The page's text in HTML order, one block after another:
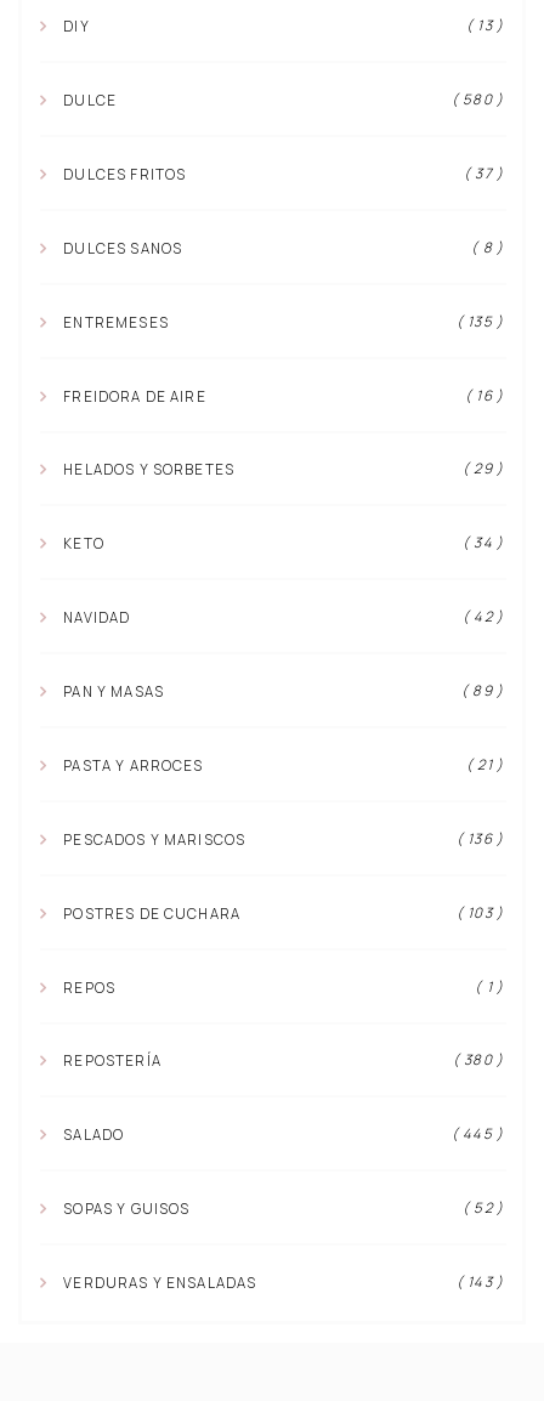
DIY ( 13 )
DULCE ( 580 )
DULCES FRITOS ( 37 )
DULCES SANOS ( 8 )
ENTREMESES ( 135 )
FREIDORA DE AIRE ( 16 )
HELADOS Y SORBETES ( 29 )
KETO ( 34 )
NAVIDAD ( 42 )
PAN Y MASAS ( 89 )
PASTA Y ARROCES ( 21 )
PESCADOS Y MARISCOS ( 136 )
POSTRES DE CUCHARA ( 103 )
REPOS ( 1 )
REPOSTERÍA ( 380 )
SALADO ( 445 )
SOPAS Y GUISOS ( 52 )
VERDURAS Y ENSALADAS ( 143 )